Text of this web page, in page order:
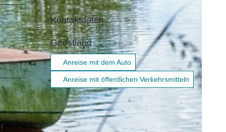
Kontaktdaten
Geestland
Anreise mit dem Auto
Anreise mit öffentlichen Verkehrsmitteln